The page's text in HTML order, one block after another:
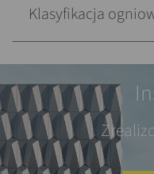
Klasyfikacja